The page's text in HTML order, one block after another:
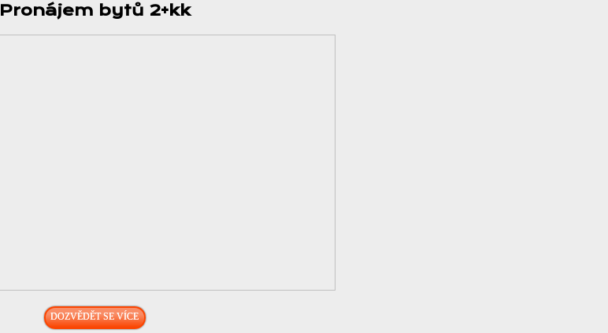
Pronájem bytů 2+kk
DOZVĚDĚT SE VÍCE